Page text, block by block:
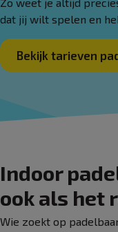
dat jij wilt spelen en
Bekijk tarieven
Indoor
ook als het
Wie zoekt op